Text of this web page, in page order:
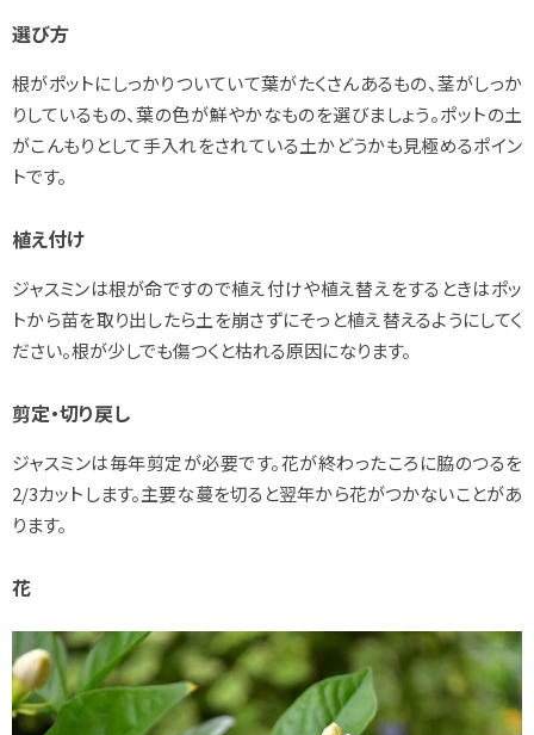
選び方
根がポットにしっかりついていて葉がたくさんあるもの、茎がしっか
りしているもの、葉の色が鮮やかなものを選びましょう。ポットの土
がこんもりとして手入れをされている土かどうかも見極めるポイン
トです。
植え付け
ジャスミンは根が命ですので植え付けや植え替えをするときはポッ
トから苗を取り出したら土を崩さずにそっと植え替えるようにしてく
ださい。根が少しでも傷つくと枯れる原因になります。
剪定・切り戻し
ジャスミンは毎年剪定が必要です。花が終わったころに脇のつるを
2/3カットします。主要な蔓を切ると翌年から花がつかないことがあ
ります。
花